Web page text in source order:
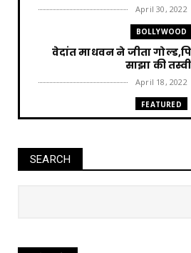
April 30, 2022
BOLLYWOOD
वेदांत माधवन ने जीता
साझा की
April 18, 2022
FEATURED
Jharkhand News Trikut
SEARCH